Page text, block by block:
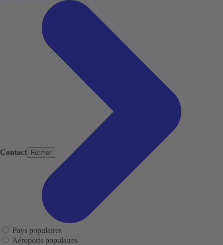
Contact Fermer
Pays populaires
Aéroports populaires